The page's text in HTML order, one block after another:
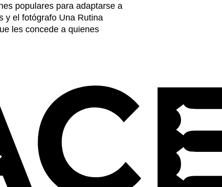
populares para adaptarse a
y el fotógrafo Una Rutina
les concede a quienes